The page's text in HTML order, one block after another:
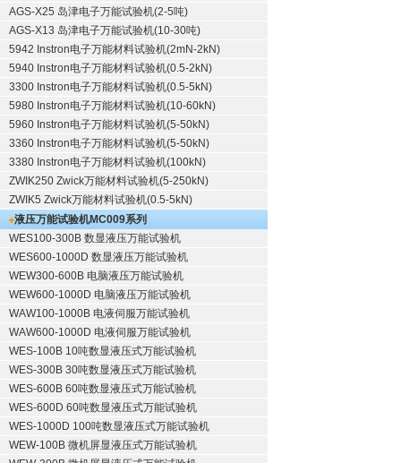
AGS-X25 岛津电子万能试验机(2-5吨)
AGS-X13 岛津电子万能试验机(10-30吨)
5942 Instron电子万能材料试验机(2mN-2kN)
5940 Instron电子万能材料试验机(0.5-2kN)
3300 Instron电子万能材料试验机(0.5-5kN)
5980 Instron电子万能材料试验机(10-60kN)
5960 Instron电子万能材料试验机(5-50kN)
3360 Instron电子万能材料试验机(5-50kN)
3380 Instron电子万能材料试验机(100kN)
ZWIK250 Zwick万能材料试验机(5-250kN)
ZWIK5 Zwick万能材料试验机(0.5-5kN)
液压万能试验机MC009系列
WES100-300B 数显液压万能试验机
WES600-1000D 数显液压万能试验机
WEW300-600B 电脑液压万能试验机
WEW600-1000D 电脑液压万能试验机
WAW100-1000B 电液伺服万能试验机
WAW600-1000D 电液伺服万能试验机
WES-100B 10吨数显液压式万能试验机
WES-300B 30吨数显液压式万能试验机
WES-600B 60吨数显液压式万能试验机
WES-600D 60吨数显液压式万能试验机
WES-1000D 100吨数显液压式万能试验机
WEW-100B 微机屏显液压式万能试验机